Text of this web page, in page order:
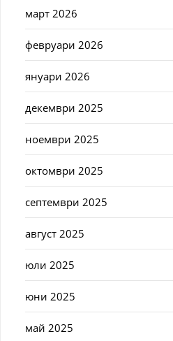
март 2026
февруари 2026
януари 2026
декември 2025
ноември 2025
октомври 2025
септември 2025
август 2025
юли 2025
юни 2025
май 2025